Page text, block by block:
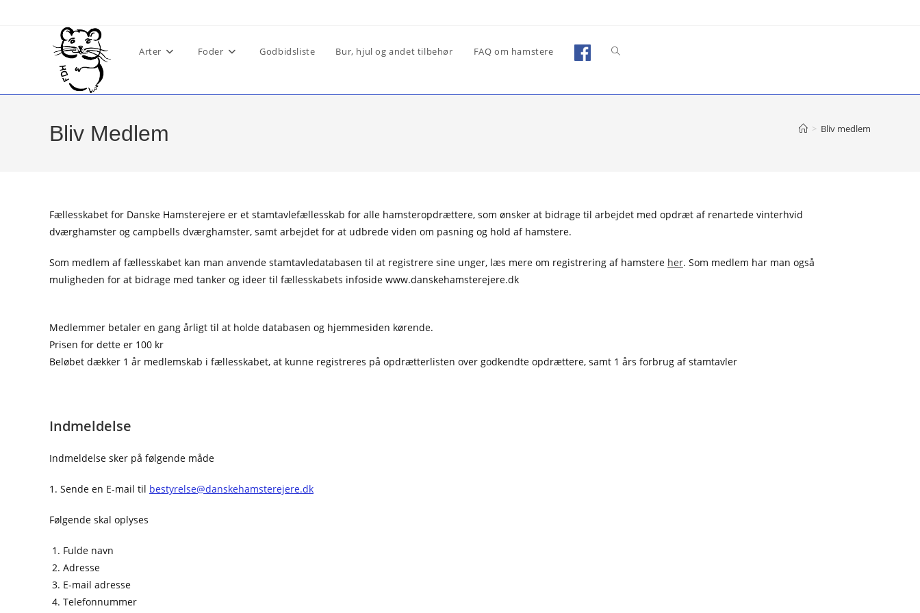
Arter Foder Godbidsliste Bur, hjul og andet tilbehør FAQ om hamstere Toggle
Bliv Medlem > Bliv medlem
Fællesskabet for Danske Hamsterejere er et stamtavlefællesskab for alle hamsteropdrættere, som ønsker at bidrage til arbejdet med opdræt af renartede vinterhvid
dværghamster og campbells dværghamster, samt arbejdet for at udbrede viden om pasning og hold af hamstere.
Som medlem af fællesskabet kan man anvende stamtavledatabasen til at registrere sine unger, læs mere om registrering af hamstere her. Som medlem har man også
muligheden for at bidrage med tanker og ideer til fællesskabets infoside www.danskehamsterejere.dk
Medlemmer betaler en gang årligt til at holde databasen og hjemmesiden kørende.
Prisen for dette er 100 kr
Beløbet dækker 1 år medlemskab i fællesskabet, at kunne registreres på opdrætterlisten over godkendte opdrættere, samt 1 års forbrug af stamtavler
Indmeldelse
Indmeldelse sker på følgende måde
1. Sende en E-mail til bestyrelse@danskehamsterejere.dk
Følgende skal oplyses
Fulde navn
Adresse
E-mail adresse
Telefonnummer